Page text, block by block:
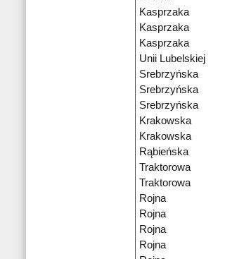
Kasprzaka
Kasprzaka
Kasprzaka
Unii Lubelskiej
Srebrzyńska
Srebrzyńska
Srebrzyńska
Krakowska
Krakowska
Rąbieńska
Traktorowa
Traktorowa
Rojna
Rojna
Rojna
Rojna